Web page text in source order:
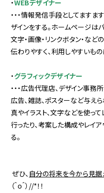
・WEBデザイナー
・・・情報発信手段としてます
ザインをする。ホームページは
文字・画像・リンクボタン・な
伝わりやすく、利用しやすいも
・グラフィックデザイナー
・・・広告代理店、デザイン事
広告、雑誌、ポスターなど与え
真やイラスト、文字などを使っ
行ったり、考案した構成やレイ
る。
ぜひ、 自分の将来を今から見据
（＾о＾）//*！！